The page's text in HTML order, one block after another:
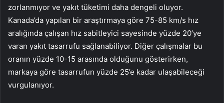
zorlanmıyor ve yakıt tüketimi daha dengeli oluyor.
Kanada’da yapılan bir araştırmaya göre 75-85 km/s hız
aralığında çalışan hız sabitleyici sayesinde yüzde 20’ye
varan yakıt tasarrufu sağlanabiliyor. Diğer çalışmalar bu
oranın yüzde 10-15 arasında olduğunu gösterirken,
markaya göre tasarrufun yüzde 25’e kadar ulaşabileceği
vurgulanıyor.